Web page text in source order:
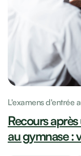
L'examens d'entrée
Recours
au gymnase :